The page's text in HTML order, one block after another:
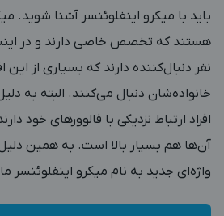
باید با میکرو اینفلوئنسر آشنا شوید.
نفر دنبال‌کننده دارند که بسیاری از این
خانواده‌شان دنبال می‌کنند. البته به
افراد ارتباط نزدیکی با فالوورهای خود
آن‌ها هم بسیار بالا است. به همین دلیل
واژه‌ای جدید به نام میکرو اینفلوئنسر